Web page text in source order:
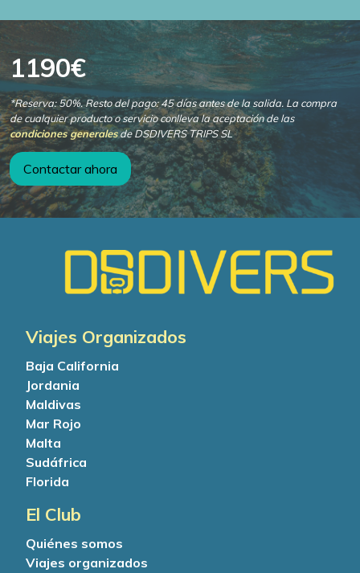
1190€
*Reserva: 50%. Resto del pago: 45 días antes de la salida. La compra
de cualquier producto o servicio conlleva la aceptación de las
condiciones generalesde DSDIVERS TRIPS SL
Contactar ahora
Viajes Organizados
Baja California
Jordania
Maldivas
Mar Rojo
Malta
Sudáfrica
Florida
El Club
Quiénes somos
Viajes organizados